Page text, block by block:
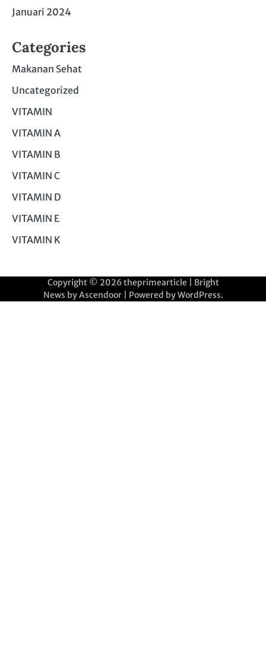
Januari 2024
Categories
Makanan Sehat
Uncategorized
VITAMIN
VITAMIN A
VITAMIN B
VITAMIN C
VITAMIN D
VITAMIN E
VITAMIN K
Copyright © 2026theprimearticle | Bright
News byAscendoor| Powered byWordPress.